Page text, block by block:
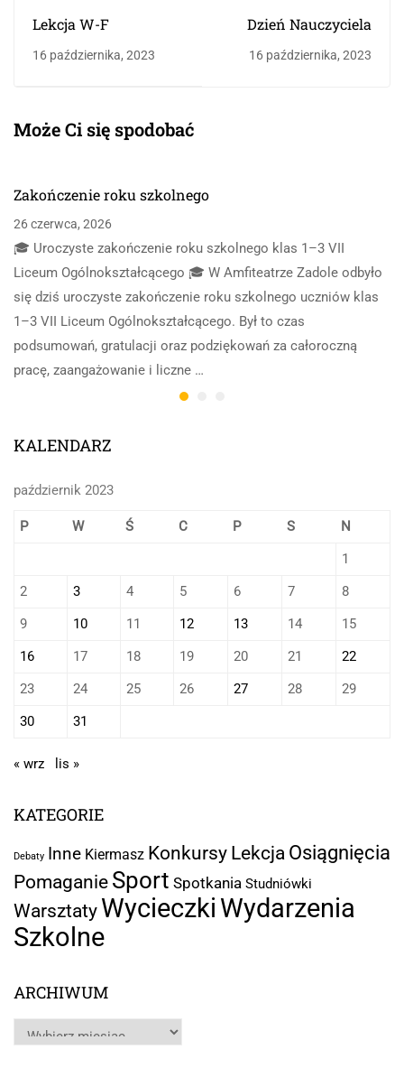
Lekcja W-F
16 października, 2023
Dzień Nauczyciela
16 października, 2023
Może Ci się spodobać
Zakończenie roku szkolnego
26 czerwca, 2026
🎓 Uroczyste zakończenie roku szkolnego klas 1–3 VII
Liceum Ogólnokształcącego 🎓 W Amfiteatrze Zadole odbyło
się dziś uroczyste zakończenie roku szkolnego uczniów klas
1–3 VII Liceum Ogólnokształcącego. Był to czas
podsumowań, gratulacji oraz podziękowań za całoroczną
pracę, zaangażowanie i liczne …
KALENDARZ
październik 2023
P W Ś C P S
N
1
2
3 4 5 6 7
8
9
10 11 12 13 14
15
16
17 18 19 20 21
22
23
24 25 26 27 28
29
30
31
« wrz lis »
KATEGORIE
Debaty Inne Kiermasz Konkursy Lekcja Osiągnięcia
Pomaganie Sport Spotkania Studniówki
Warsztaty Wycieczki Wydarzenia
Szkolne
ARCHIWUM